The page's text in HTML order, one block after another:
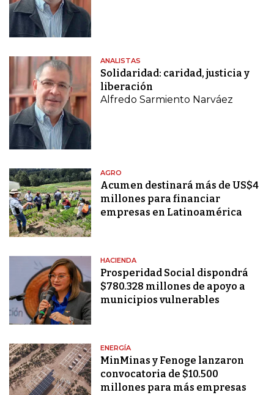
ANALISTAS
Solidaridad: caridad, justicia y
liberación
Alfredo Sarmiento Narváez
AGRO
Acumen destinará más de US$4
millones para financiar
empresas en Latinoamérica
HACIENDA
Prosperidad Social dispondrá
$780.328 millones de apoyo a
municipios vulnerables
ENERGÍA
MinMinas y Fenoge lanzaron
convocatoria de $10.500
millones para más empresas